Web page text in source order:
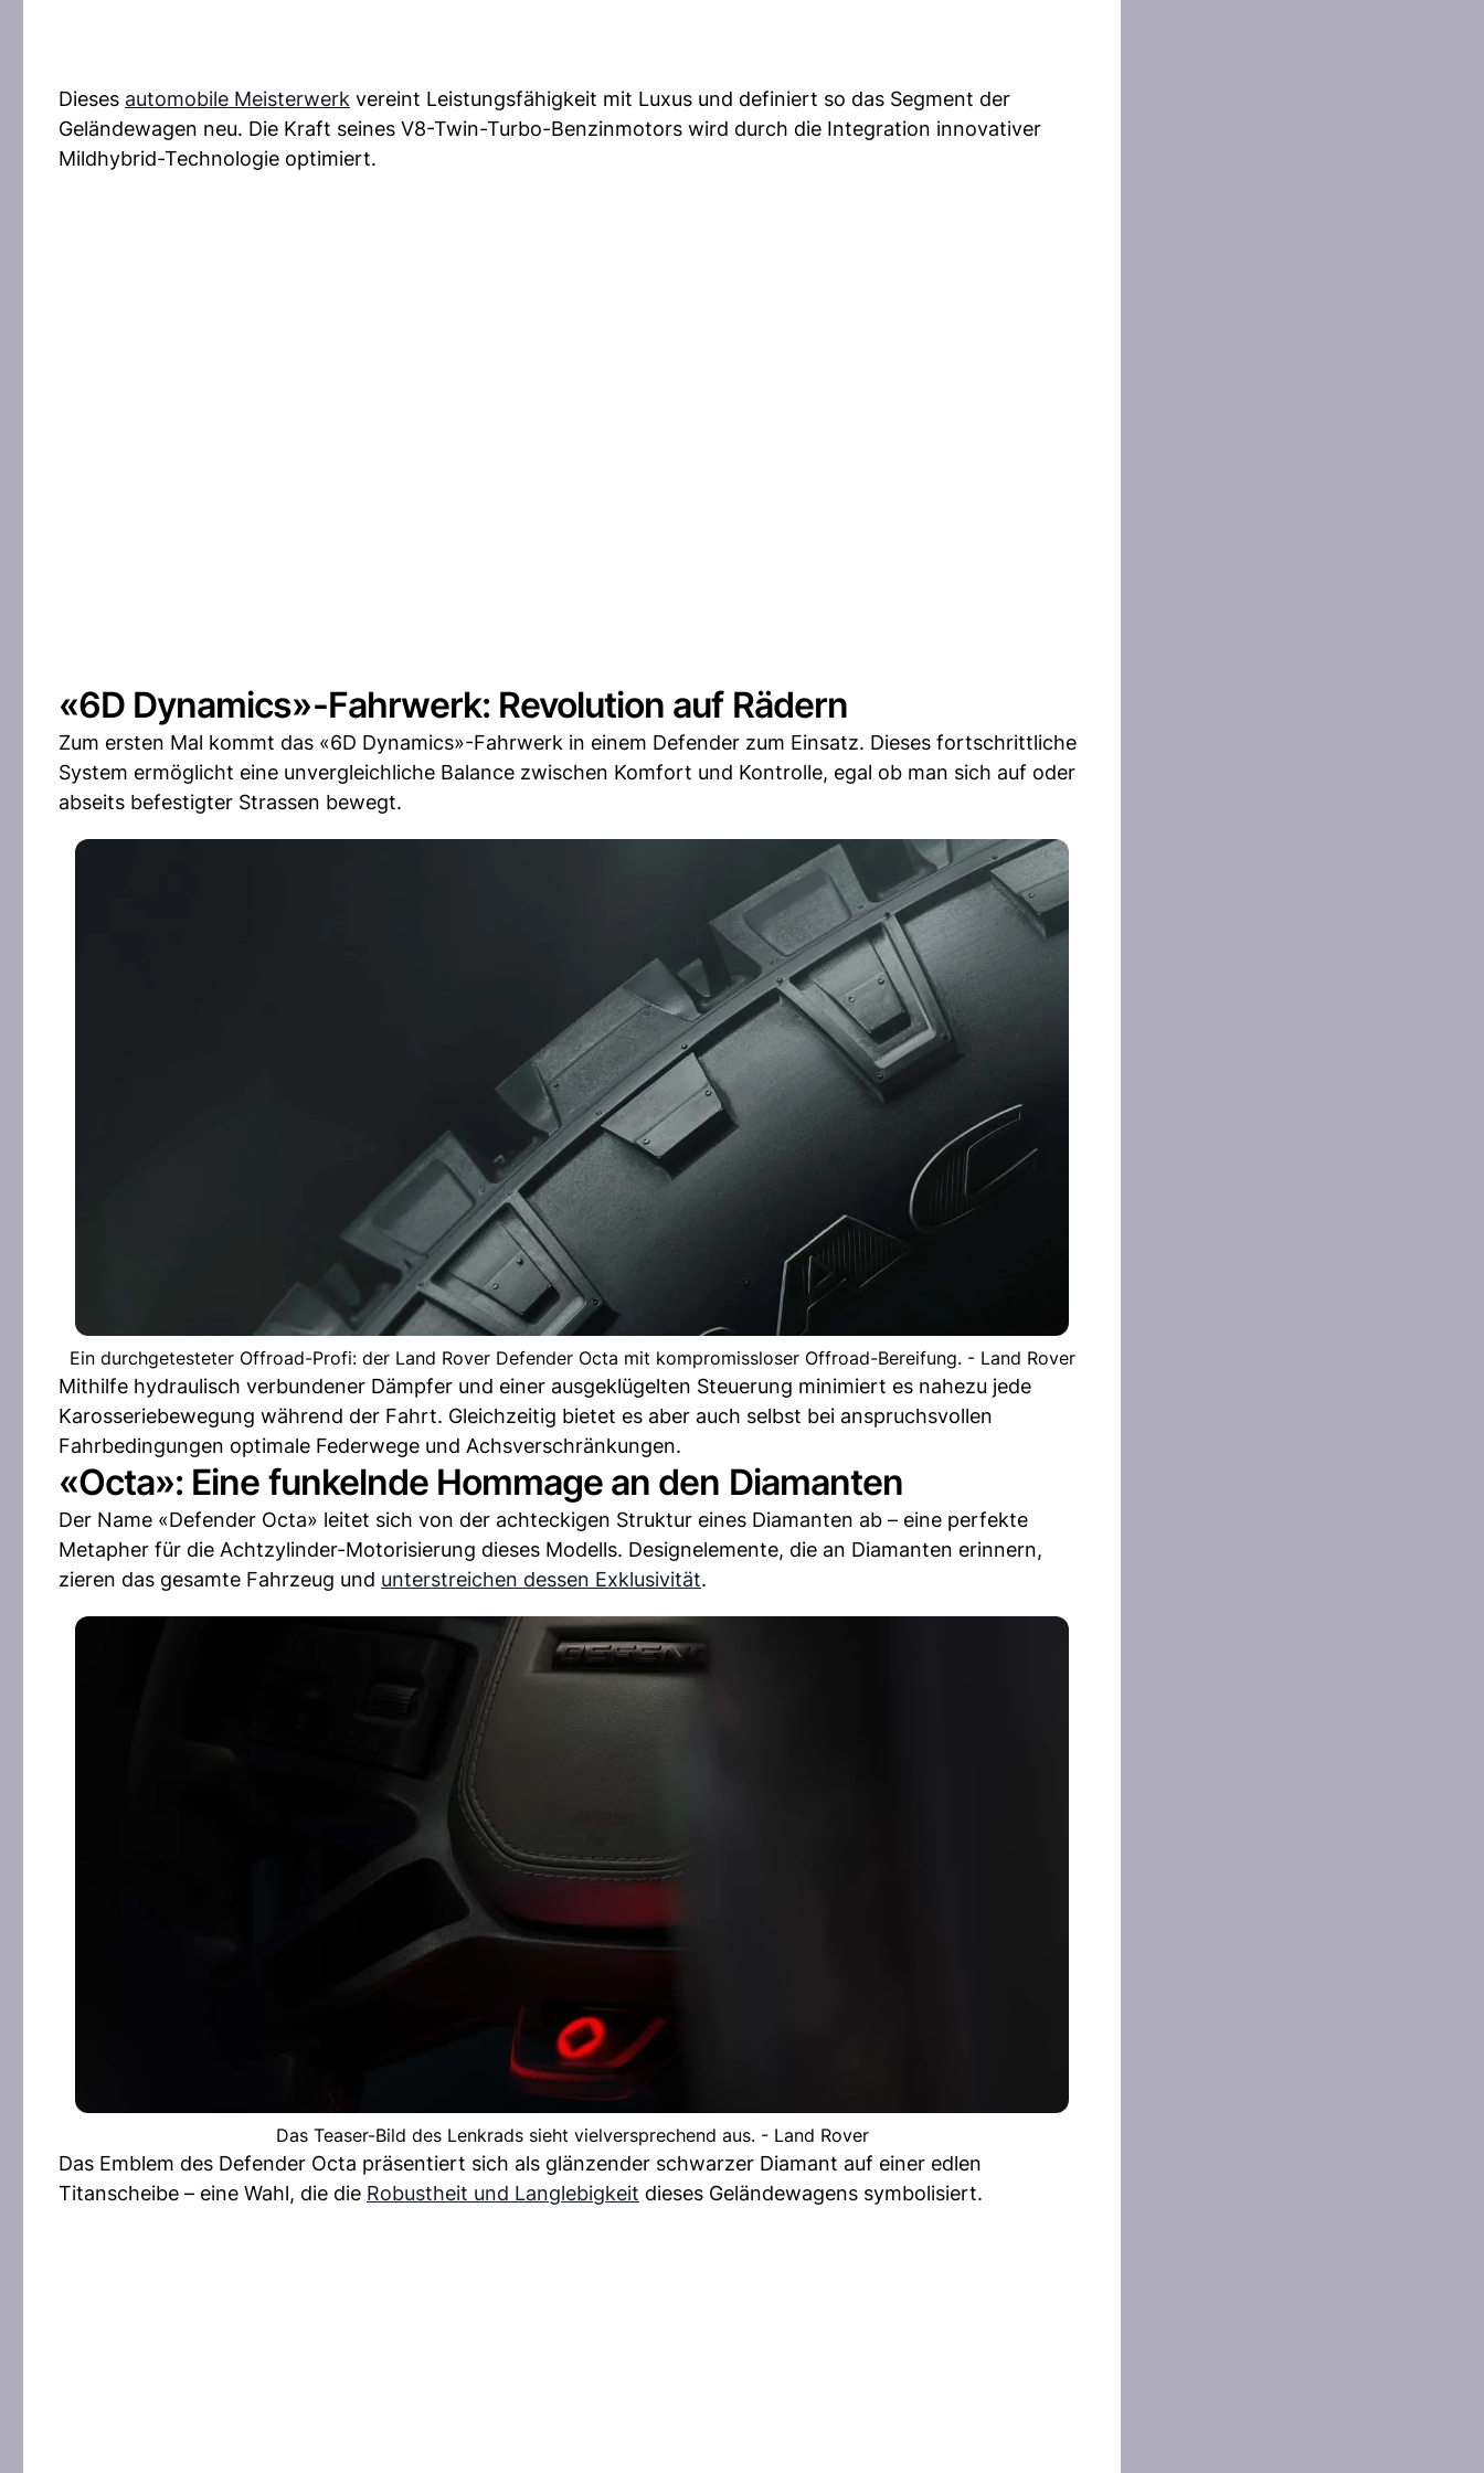
Dieses automobile Meisterwerk vereint Leistungsfähigkeit mit Luxus und definiert so das Segment der
Geländewagen neu. Die Kraft seines V8-Twin-Turbo-Benzinmotors wird durch die Integration innovativer
Mildhybrid-Technologie optimiert.
«6D Dynamics»-Fahrwerk: Revolution auf Rädern
Zum ersten Mal kommt das «6D Dynamics»-Fahrwerk in einem Defender zum Einsatz. Dieses fortschrittliche
System ermöglicht eine unvergleichliche Balance zwischen Komfort und Kontrolle, egal ob man sich auf oder
abseits befestigter Strassen bewegt.
Ein durchgetesteter Offroad-Profi: der Land Rover Defender Octa mit kompromissloser Offroad-Bereifung. - Land Rover
Mithilfe hydraulisch verbundener Dämpfer und einer ausgeklügelten Steuerung minimiert es nahezu jede
Karosseriebewegung während der Fahrt. Gleichzeitig bietet es aber auch selbst bei anspruchsvollen
Fahrbedingungen optimale Federwege und Achsverschränkungen.
«Octa»: Eine funkelnde Hommage an den Diamanten
Der Name «Defender Octa» leitet sich von der achteckigen Struktur eines Diamanten ab – eine perfekte
Metapher für die Achtzylinder-Motorisierung dieses Modells. Designelemente, die an Diamanten erinnern,
zieren das gesamte Fahrzeug und unterstreichen dessen Exklusivität.
Das Teaser-Bild des Lenkrads sieht vielversprechend aus. - Land Rover
Das Emblem des Defender Octa präsentiert sich als glänzender schwarzer Diamant auf einer edlen
Titanscheibe – eine Wahl, die die Robustheit und Langlebigkeit dieses Geländewagens symbolisiert.